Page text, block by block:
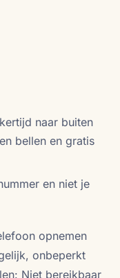
naar buiten
bellen en gratis
en niet je
opnemen
onbeperkt
Niet bereikbaar